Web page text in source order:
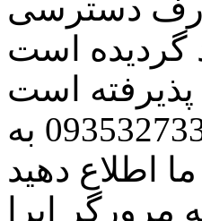
دسترسی
است
پذیرفته است
مراتب این مسئله را از طریق شماره تلفن 09353273300 به
ما اطلاع دهید
اپرا